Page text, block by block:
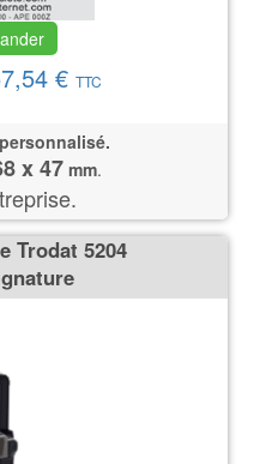
€ TTC
x 47 mm.
Trodat 5204